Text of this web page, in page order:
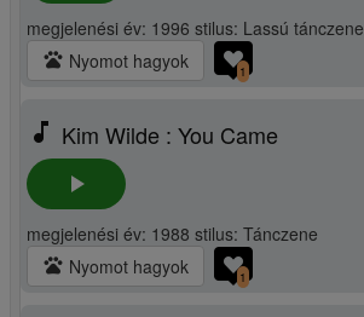
megjelenési év: 1996 stilus: Lassú tánczene
pets Nyomot hagyok 1
music_note Kim Wilde : You Came
play_arrow
megjelenési év: 1988 stilus: Tánczene
pets Nyomot hagyok 1